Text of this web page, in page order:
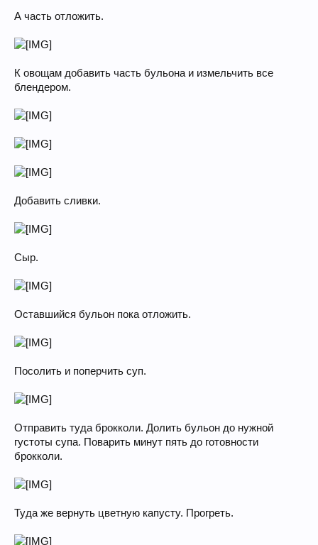
А часть отложить.
К овощам добавить часть бульона и измельчить все
блендером.
Добавить сливки.
Сыр.
Оставшийся бульон пока отложить.
Посолить и поперчить суп.
Отправить туда брокколи. Долить бульон до нужной
густоты супа. Поварить минут пять до готовности
брокколи.
Туда же вернуть цветную капусту. Прогреть.